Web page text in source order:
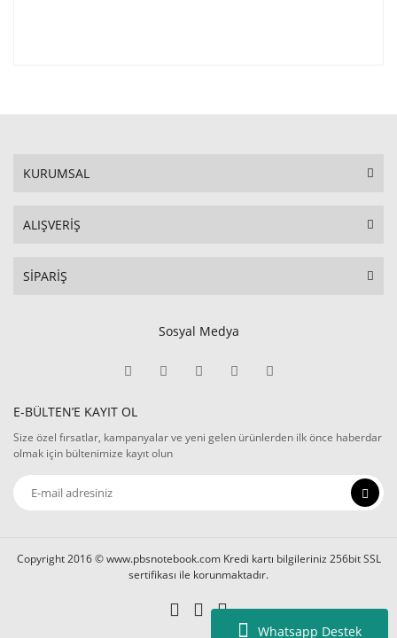
Whatsapp Destek
KURUMSAL
ALIŞVERİŞ
SİPARİŞ
Sosyal Medya
E-BÜLTEN’E KAYIT OL
Size özel fırsatlar, kampanyalar ve yeni gelen ürünlerden ilk önce haberdar
olmak için bültenimize kayıt olun
Copyright 2016 © www.pbsnotebook.com Kredi kartı bilgileriniz 256bit SSL
sertifikası ile korunmaktadır.